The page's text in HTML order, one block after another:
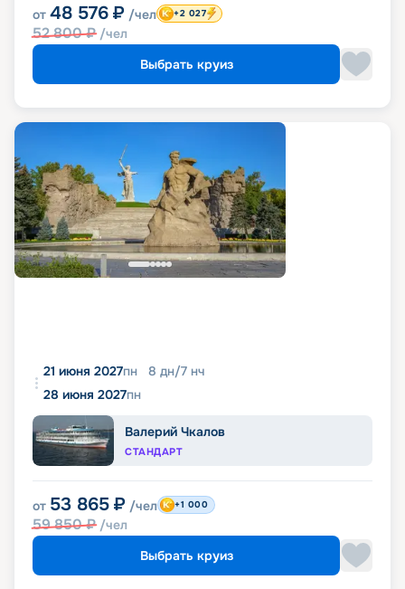
от 48 576 ₽ /чел
52 800₽ /чел
+2 027
Выбрать круиз
21 июня 2027пн 8 дн/7 нч
28 июня 2027пн
Валерий Чкалов
СТАНДАРТ
от 53 865 ₽ /чел
59 850₽ /чел
+1 000
Выбрать круиз